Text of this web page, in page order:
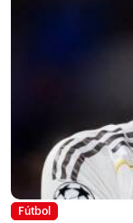
Fútbol